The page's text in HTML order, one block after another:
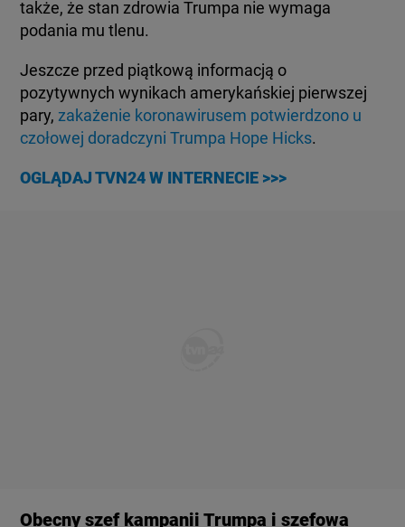
także, że stan zdrowia Trumpa nie wymaga
podania mu tlenu.
Jeszcze przed piątkową informacją o
pozytywnych wynikach amerykańskiej pierwszej
pary, zakażenie koronawirusem potwierdzono u
czołowej doradczyni Trumpa Hope Hicks.
OGLĄDAJ TVN24 W INTERNECIE >>>
Obecny szef kampanii Trumpa i szefowa
KUJAWSKO-POMORSKIE
LUBLIN
LUBUSKIE
OLSZTYN
TOTERAZ
OPINIE
ATAK ROSJI NA UKRAINĘ
SZKŁO KONTAKTOWE